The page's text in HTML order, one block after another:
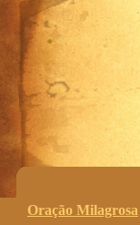
.
Oração Milagrosa